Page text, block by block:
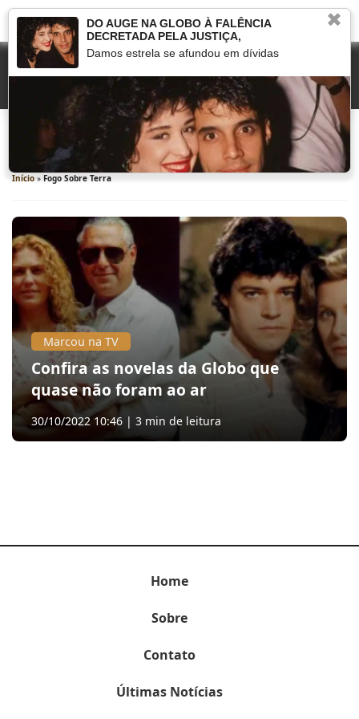
Fogo Sobre Terra
Início » Fogo Sobre Terra
Marcou na TV
Confira as novelas da Globo que
quase não foram ao ar
30/10/2022 10:46 | 3 min de leitura
Home
Sobre
Contato
Últimas Notícias
✖
DO AUGE NA GLOBO À FALÊNCIA
DECRETADA PELA JUSTIÇA,
Damos estrela se afundou em dívidas